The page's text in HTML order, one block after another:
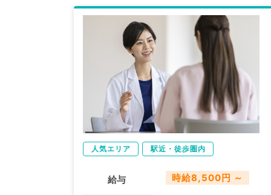
人気エリア 駅近・徒歩圏内
給与 時給8,500円 ～